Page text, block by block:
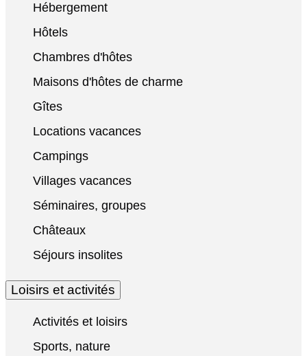
Hébergement
Hôtels
Chambres d'hôtes
Maisons d'hôtes de charme
Gîtes
Locations vacances
Campings
Villages vacances
Séminaires, groupes
Châteaux
Séjours insolites
Loisirs et activités
Activités et loisirs
Sports, nature